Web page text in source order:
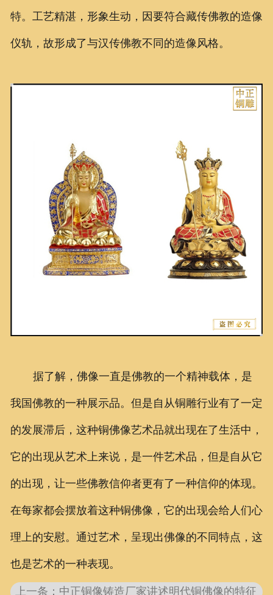
特。工艺精湛，形象生动，因要符合藏传佛教的造像
仪轨，故形成了与汉传佛教不同的造像风格。
据了解，佛像一直是佛教的一个精神载体，是
我国佛教的一种展示品。但是自从铜雕行业有了一定
的发展滞后，这种铜佛像艺术品就出现在了生活中，
它的出现从艺术上来说，是一件艺术品，但是自从它
的出现，让一些佛教信仰者更有了一种信仰的体现。
在每家都会摆放着这种铜佛像，它的出现会给人们心
理上的安慰。通过艺术，呈现出佛像的不同特点，这
也是艺术的一种表现。
上一条：中正铜像铸造厂家讲述明代铜佛像的特征